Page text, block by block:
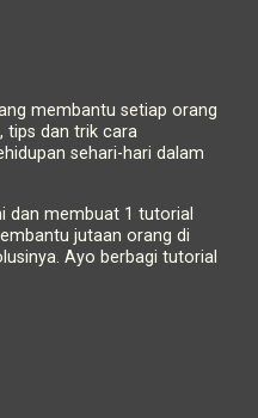
membantu setiap orang
tips dan trik cara
sehari-hari dalam
dan membuat 1 tutorial
jutaan orang di
Ayo berbagi tutorial